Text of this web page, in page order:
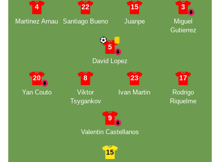
4
Martinez Arnau
22
Santiago Bueno
15
Juanpe
3
Miguel
Gutierrez
5
David Lopez
20
Yan Couto
8
Viktor
Tsygankov
23
Ivan Martin
17
Rodrigo
Riquelme
9
Valentin Castellanos
15